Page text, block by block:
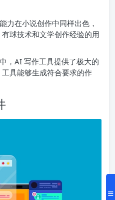
力在小说创作中同样出色，
球技术和文学创作经验的用
，AI 写作工具提供了极大的
具能够生成符合要求的作